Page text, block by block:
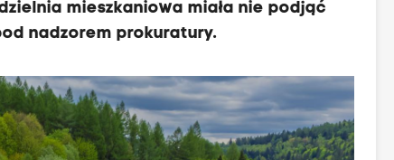
mieszkaniowa miała nie podjąć
nadzorem prokuratury.